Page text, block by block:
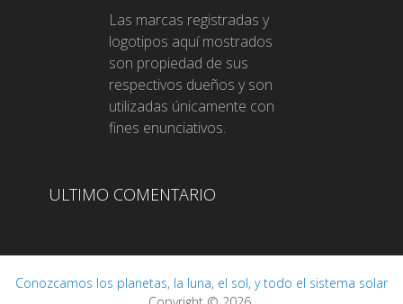
Las marcas registradas y
logotipos aquí mostrados
son propiedad de sus
respectivos dueños y son
utilizadas únicamente con
fines enunciativos.
ULTIMO COMENTARIO
Conozcamos los planetas, la luna, el sol, y todo el sistema solar